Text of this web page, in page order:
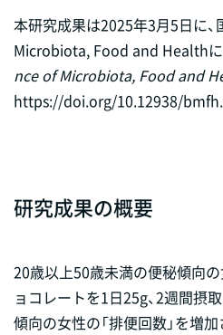
本研究成果は2025年3月5日に
Microbiota, Food and Healthに
nce of Microbiota, Food and
https://doi.org/10.12938/
研究成果の概要
20歳以上50歳未満の便秘傾向
ョコレートを1日25g、2週間摂
傾向の女性の「排便回数」を増